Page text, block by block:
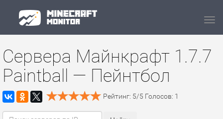
Сервера Майнкрафт 1.7.7
Paintball — Пейнтбол
Рейтинг: 5/5 Голосов: 1